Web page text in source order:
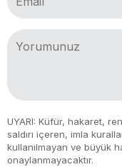
UYARI: Küfür, hakaret,
saldırı içeren, imla
kullanılmayan ve büyük
onaylanmayacaktır.